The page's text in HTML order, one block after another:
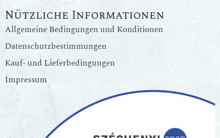
Nützliche Informationen
Allgemeine Bedingungen und Konditionen
Datenschutzbestimmungen
Kauf- und Lieferbedingungen
Impressum